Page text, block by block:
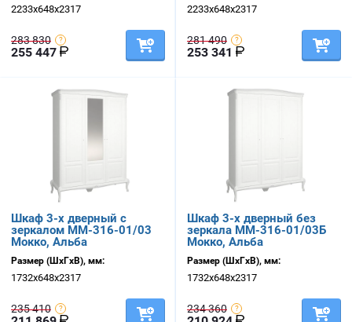
2233х648х2317
283 830
255 447
2233х648х2317
281 490
253 341
Шкаф 3-х дверный с
зеркалом ММ-316-01/03
Мокко, Альба
Размер (ШхГхВ), мм:
1732х648х2317
235 410
Шкаф 3-х дверный без
зеркала ММ-316-01/03Б
Мокко, Альба
Размер (ШхГхВ), мм:
1732х648х2317
234 360